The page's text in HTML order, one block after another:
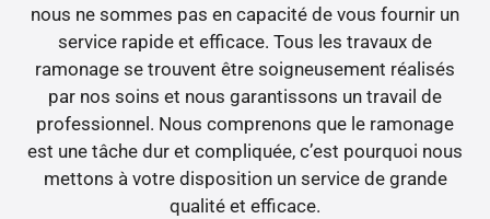
nous ne sommes pas en capacité de vous fournir un
service rapide et efficace. Tous les travaux de
ramonage se trouvent être soigneusement réalisés
par nos soins et nous garantissons un travail de
professionnel. Nous comprenons que le ramonage
est une tâche dur et compliquée, c’est pourquoi nous
mettons à votre disposition un service de grande
qualité et efficace.